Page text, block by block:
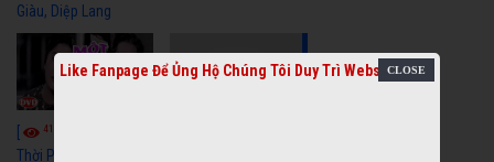
Giàu, Diệp Lang
4110
Thời Phóng Đãng - Vũ
Like Fanpage Để Ủng Hộ Chúng Tôi Duy Trì Website